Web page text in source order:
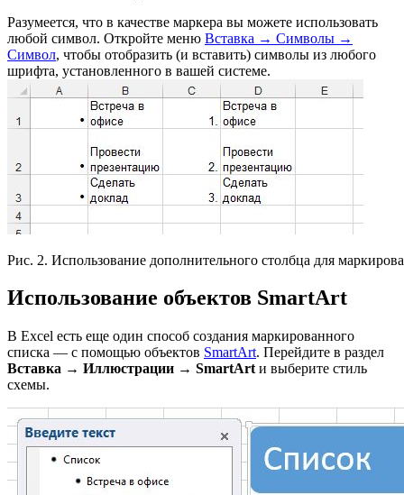
Разумеется, что в качестве маркера вы можете использовать
любой символ. Откройте меню Вставка → Символы →
Символ, чтобы отобразить (и вставить) символы из любого
шрифта, установленного в вашей системе.
Рис. 2. Использование дополнительного столбца для
Использование объектов SmartArt
В Excel есть еще один способ создания маркированного
списка — с помощью объектов SmartArt. Перейдите в раздел
Вставка → Иллюстрации → SmartArt и выберите стиль
схемы.